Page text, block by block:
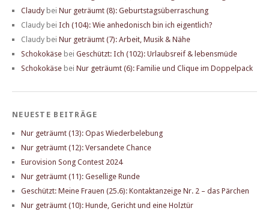
Claudy bei Nur geträumt (8): Geburtstagsüberraschung
Claudy bei Ich (104): Wie anhedonisch bin ich eigentlich?
Claudy bei Nur geträumt (7): Arbeit, Musik & Nähe
Schokokäse bei Geschützt: Ich (102): Urlaubsreif & lebensmüde
Schokokäse bei Nur geträumt (6): Familie und Clique im Doppelpack
NEUESTE BEITRÄGE
Nur geträumt (13): Opas Wiederbelebung
Nur geträumt (12): Versandete Chance
Eurovision Song Contest 2024
Nur geträumt (11): Gesellige Runde
Geschützt: Meine Frauen (25.6): Kontaktanzeige Nr. 2 – das Pärchen
Nur geträumt (10): Hunde, Gericht und eine Holztür